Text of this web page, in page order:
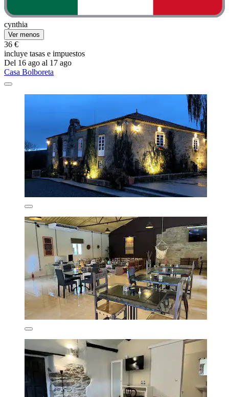
cynthia
Ver menos
36 €
incluye tasas e impuestos
Del 16 ago al 17 ago
Casa Bolboreta